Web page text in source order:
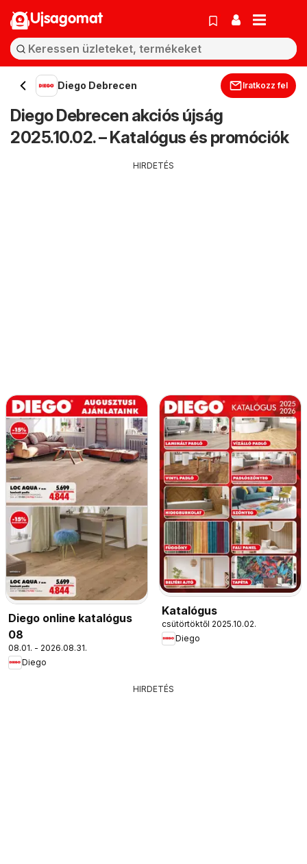
Ujsagomat
Diego Debrecen Iratkozz fel
Diego Debrecen akciós újság
2025.10.02. – Katalógus és promóciók
HIRDETÉS
Diego online katalógus
08
08.01. - 2026.08.31.
Diego
Katalógus
csütörtöktől 2025.10.02.
Diego
HIRDETÉS